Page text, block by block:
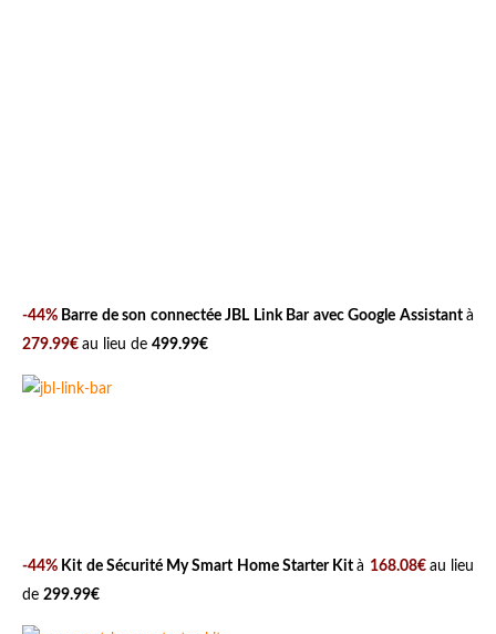
-44% Barre de son connectée JBL Link Bar avec Google Assistant à
279.99€ au lieu de 499.99€
-44% Kit de Sécurité My Smart Home Starter Kit à 168.08€ au lieu
de 299.99€